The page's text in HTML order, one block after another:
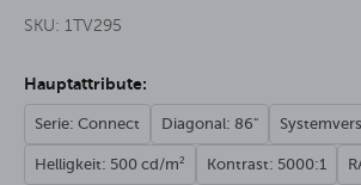
SKU: 1TV295
Hauptattribute:
Serie: Connect Diagonal: 86"
Helligkeit: 500 cd/m² Kontrast: 5000:1